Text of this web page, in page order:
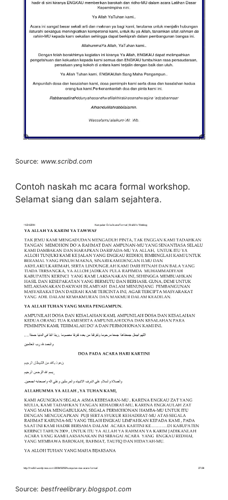
Source: www.scribd.com
Contoh naskah mc acara formal workshop.
Selamat siang dan salam sejahtera.
Source: bestfreelibrary.blogspot.com